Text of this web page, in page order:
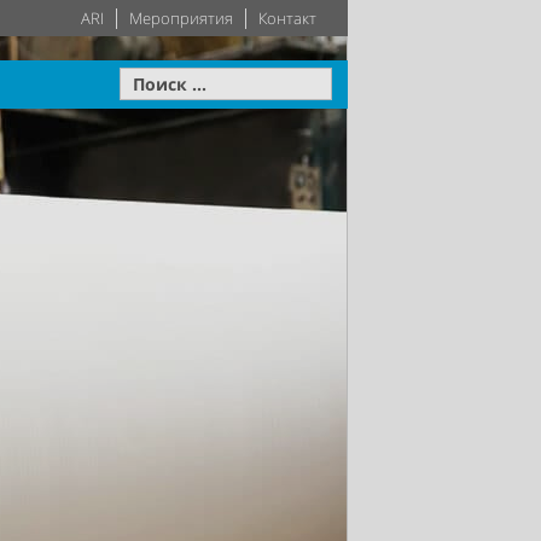
ARI Мероприятия Контакт